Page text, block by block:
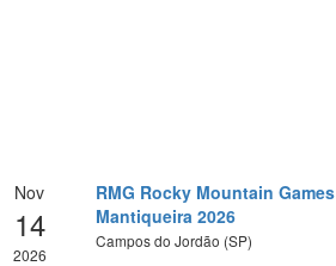
Nov
14
2026
RMG Rocky Mountain Games
Mantiqueira 2026
Campos do Jordão (SP)